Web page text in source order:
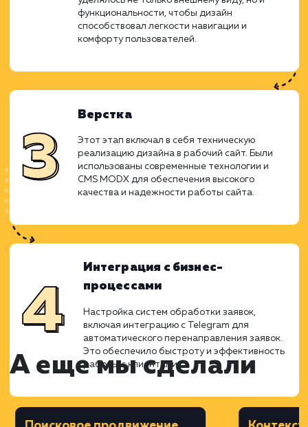
Первым этапом стало создание детального
прототипа сайта. Этот этап включал в себя
анализ требований бизнеса, изучение
пользовательский опыт.
Дизайн
корпоративный стиль компании. Внимание
уделялось не только внешнему виду, но и
функциональности, чтобы дизайн
способствовал легкости навигации и